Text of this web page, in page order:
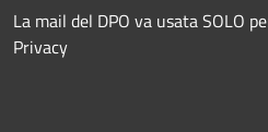
La mail del DPO va usata SOLO
Privacy